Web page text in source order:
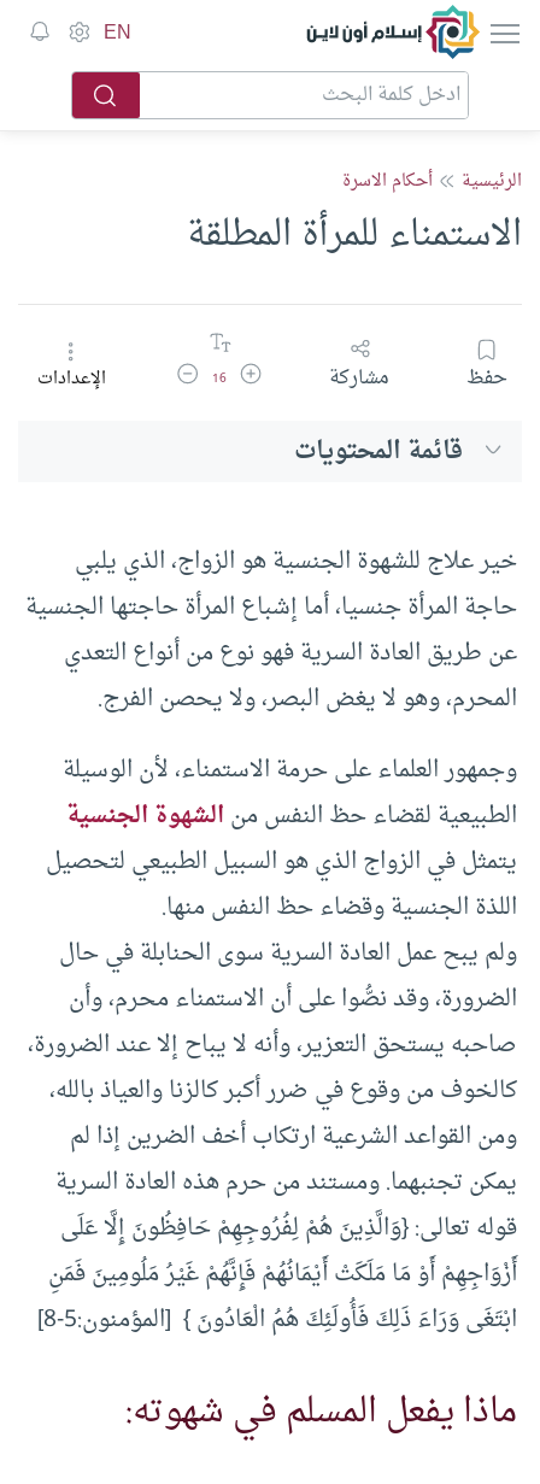
إسلام أون لاين EN
الرئيسية أحكام الاسرة
الاستمناء للمرأة المطلقة
حفظ مشاركة زيادة حجم الخط
16 تقليل حجم الخطالإعدادات
قائمة المحتويات
خير علاج للشهوة الجنسية هو الزواج، الذي يلبي
حاجة المرأة جنسيا، أما إشباع المرأة حاجتها الجنسية
عن طريق العادة السرية فهو نوع من أنواع التعدي
المحرم، وهو لا يغض البصر، ولا يحصن الفرج.
وجمهور العلماء على حرمة الاستمناء، لأن الوسيلة
الطبيعية لقضاء حظ النفس منالشهوة الجنسية
يتمثل في الزواج الذي هو السبيل الطبيعي لتحصيل
اللذة الجنسية وقضاء حظ النفس منها.
ولم يبح عمل العادة السرية سوى الحنابلة في حال
الضرورة، وقد نصُّوا على أن الاستمناء محرم، وأن
صاحبه يستحق التعزير، وأنه لا يباح إلا عند الضرورة،
كالخوف من وقوع في ضرر أكبر كالزنا والعياذ بالله،
ومن القواعد الشرعية ارتكاب أخف الضرين إذا لم
يمكن تجنبهما. ومستند من حرم هذه العادة السرية
قوله تعالى: {وَالَّذِينَ هُمْ لِفُرُوجِهِمْ حَافِظُونَ إِلَّا عَلَى
أَزْوَاجِهِمْ أَوْ مَا مَلَكَتْ أَيْمَانُهُمْ فَإِنَّهُمْ غَيْرُ مَلُومِينَ فَمَنِ
ابْتَغَى وَرَاءَ ذَلِكَ فَأُولَئِكَ هُمُ الْعَادُونَ } [المؤمنون:5-8]
ماذا يفعل المسلم في شهوته: